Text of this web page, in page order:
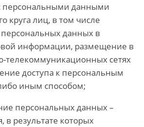
персональными данными
круга лиц, в том числе
данных в
информации, размещение в
сетях
доступа к персональным
иным способом;
персональных данных –
в результате которых